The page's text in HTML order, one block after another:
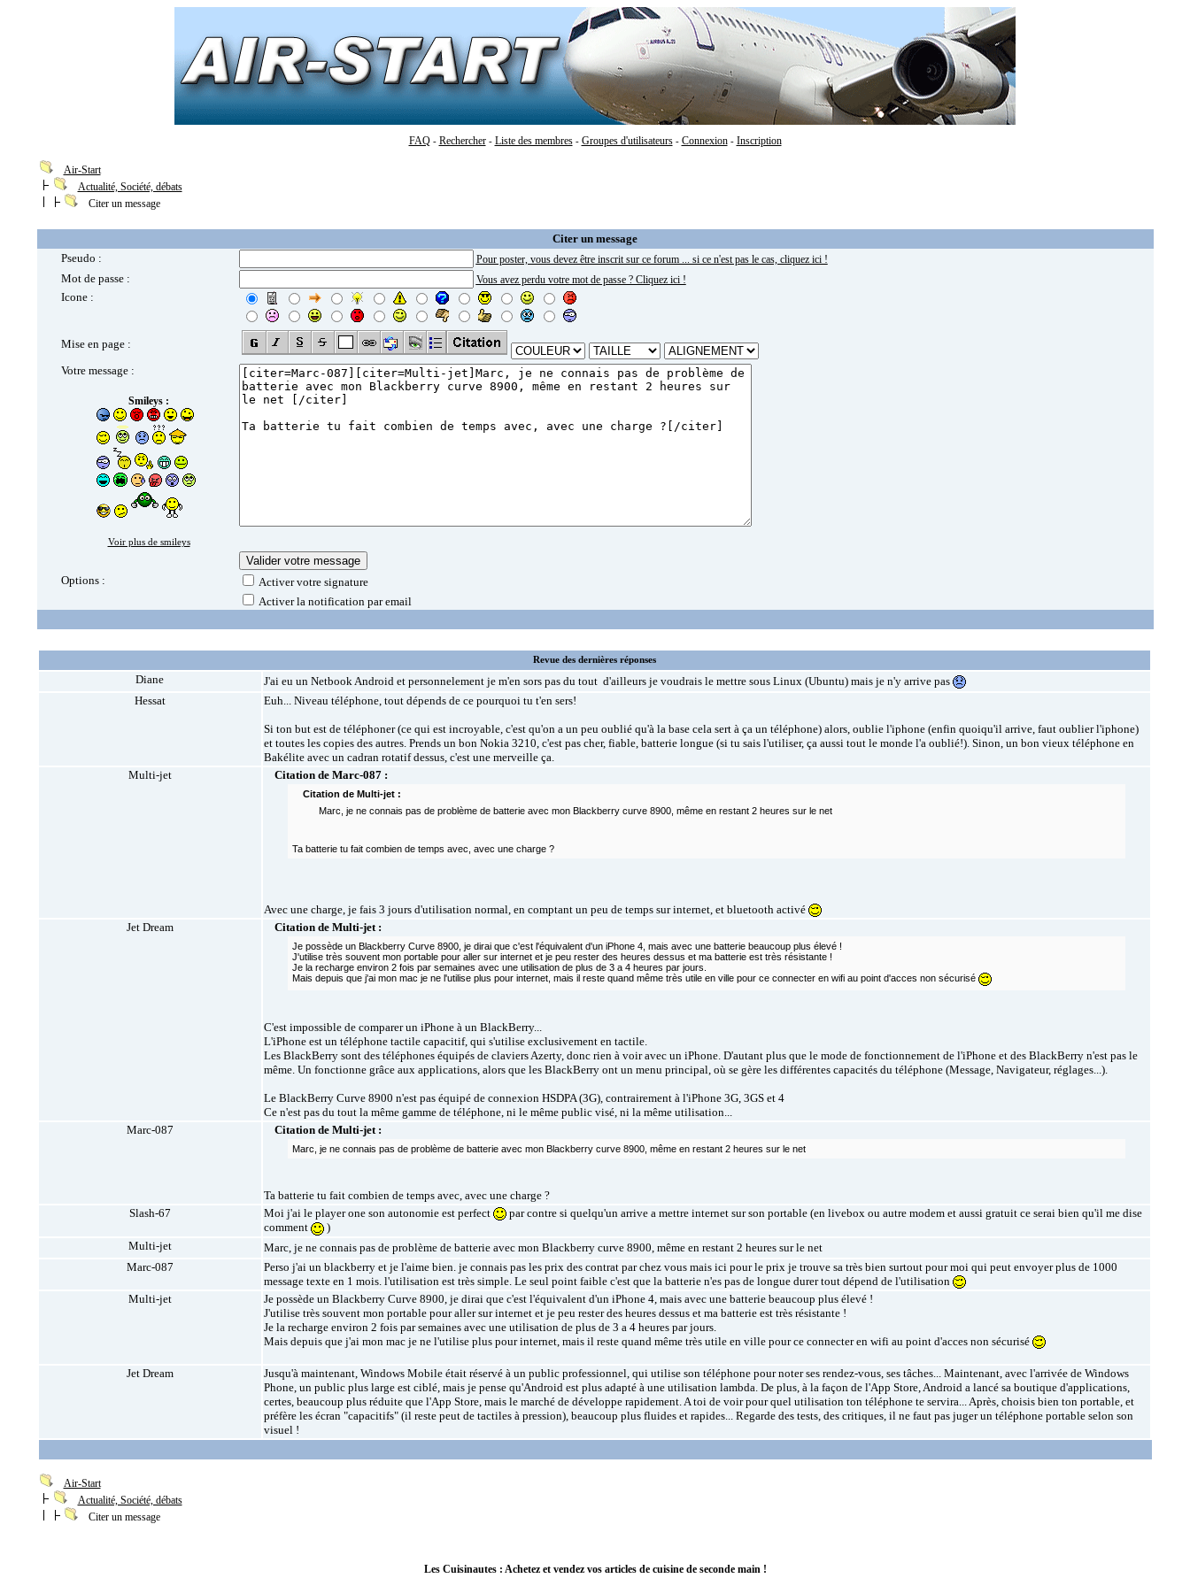
FAQ- Rechercher- Liste des membres- Groupes d'utilisateurs- Connexion- Inscription
Air-Start
Actualité, Société, débats
Citer un message
Citer un message
Pseudo :
Pour poster, vous devez être inscrit sur ce forum ... si ce n'est pas le cas, cliquez ici !
Mot de passe : Vous avez perdu votre mot de passe ? Cliquez ici !
Icone :
Mise en page :
Votre message :
Smileys :
Voir plus de smileys
Options :
Activer votre signature
Activer la notification par email
Revue des dernières réponses
Diane J'ai eu un Netbook Android et personnelement je m'en sors pas du tout d'ailleurs je voudrais le mettre sous Linux (Ubuntu) mais je n'y arrive pas
Hessat
Euh... Niveau téléphone, tout dépends de ce pourquoi tu t'en sers!
Si ton but est de téléphoner (ce qui est incroyable, c'est qu'on a un peu oublié qu'à la base cela sert à ça un téléphone) alors, oublie l'iphone (enfin quoiqu'il arrive, faut oublier l'iphone)
et toutes les copies des autres. Prends un bon Nokia 3210, c'est pas cher, fiable, batterie longue (si tu sais l'utiliser, ça aussi tout le monde l'a oublié!). Sinon, un bon vieux téléphone en
Bakélite avec un cadran rotatif dessus, c'est une merveille ça.
Multi-jet
Citation de Marc-087 :
Citation de Multi-jet :
Marc, je ne connais pas de problème de batterie avec mon Blackberry curve 8900, même en restant 2 heures sur le net
Ta batterie tu fait combien de temps avec, avec une charge ?
Avec une charge, je fais 3 jours d'utilisation normal, en comptant un peu de temps sur internet, et bluetooth activé
Jet Dream
Citation de Multi-jet :
Je possède un Blackberry Curve 8900, je dirai que c'est l'équivalent d'un iPhone 4, mais avec une batterie beaucoup plus élevé !
J'utilise très souvent mon portable pour aller sur internet et je peu rester des heures dessus et ma batterie est très résistante !
Je la recharge environ 2 fois par semaines avec une utilisation de plus de 3 a 4 heures par jours.
Mais depuis que j'ai mon mac je ne l'utilise plus pour internet, mais il reste quand même très utile en ville pour ce connecter en wifi au point d'acces non sécurisé
C'est impossible de comparer un iPhone à un BlackBerry...
L'iPhone est un téléphone tactile capacitif, qui s'utilise exclusivement en tactile.
Les BlackBerry sont des téléphones équipés de claviers Azerty, donc rien à voir avec un iPhone. D'autant plus que le mode de fonctionnement de l'iPhone et des BlackBerry n'est pas le
même. Un fonctionne grâce aux applications, alors que les BlackBerry ont un menu principal, où se gère les différentes capacités du téléphone (Message, Navigateur, réglages...).
Le BlackBerry Curve 8900 n'est pas équipé de connexion HSDPA (3G), contrairement à l'iPhone 3G, 3GS et 4
Ce n'est pas du tout la même gamme de téléphone, ni le même public visé, ni la même utilisation...
Marc-087
Citation de Multi-jet :
Marc, je ne connais pas de problème de batterie avec mon Blackberry curve 8900, même en restant 2 heures sur le net
Ta batterie tu fait combien de temps avec, avec une charge ?
Slash-67
Moi j'ai le player one son autonomie est perfect
par contre si quelqu'un arrive a mettre internet sur son portable (en livebox ou autre modem et aussi gratuit ce serai bien qu'il me dise
comment
)
Multi-jet
Marc, je ne connais pas de problème de batterie avec mon Blackberry curve 8900, même en restant 2 heures sur le net
Marc-087
Perso j'ai un blackberry et je l'aime bien. je connais pas les prix des contrat par chez vous mais ici pour le prix je trouve sa très bien surtout pour moi qui peut envoyer plus de 1000
message texte en 1 mois. l'utilisation est très simple. Le seul point faible c'est que la batterie n'es pas de longue durer tout dépend de l'utilisation
Multi-jet
Je possède un Blackberry Curve 8900, je dirai que c'est l'équivalent d'un iPhone 4, mais avec une batterie beaucoup plus élevé !
J'utilise très souvent mon portable pour aller sur internet et je peu rester des heures dessus et ma batterie est très résistante !
Je la recharge environ 2 fois par semaines avec une utilisation de plus de 3 a 4 heures par jours.
Mais depuis que j'ai mon mac je ne l'utilise plus pour internet, mais il reste quand même très utile en ville pour ce connecter en wifi au point d'acces non sécurisé
Jet Dream
Jusqu'à maintenant, Windows Mobile était réservé à un public professionnel, qui utilise son téléphone pour noter ses rendez-vous, ses tâches... Maintenant, avec l'arrivée de Windows
Phone, un public plus large est ciblé, mais je pense qu'Android est plus adapté à une utilisation lambda. De plus, à la façon de l'App Store, Android a lancé sa boutique d'applications,
certes, beaucoup plus réduite que l'App Store, mais le marché de développe rapidement. A toi de voir pour quel utilisation ton téléphone te servira... Après, choisis bien ton portable, et
préfère les écran "capacitifs" (il reste peut de tactiles à pression), beaucoup plus fluides et rapides... Regarde des tests, des critiques, il ne faut pas juger un téléphone portable selon son
visuel !
Air-Start
Actualité, Société, débats
Citer un message
Les Cuisinautes : Achetez et vendez vos articles de cuisine de seconde main !